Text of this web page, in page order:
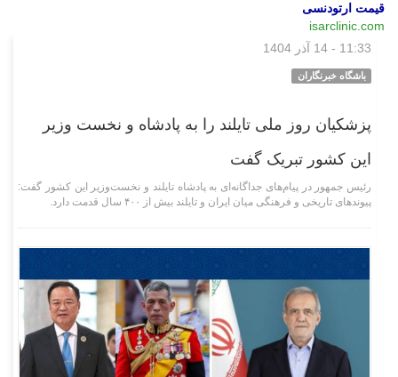
قیمت ارتودنسی
isarclinic.com
11:33 - 14 آذر 1404
باشگاه خبرنگاران
پزشکیان روز ملی تایلند را به پادشاه و نخست وزیر
این کشور تبریک گفت
رئیس جمهور در پیام‌های جداگانه‌ای به پادشاه تایلند و نخست‌وزیر این کشور گفت:
پیوند‌های تاریخی و فرهنگی میان ایران و تایلند بیش از ۴۰۰ سال قدمت دارد.